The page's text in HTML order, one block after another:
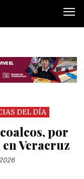
DEL DÍA
por
Veracruz